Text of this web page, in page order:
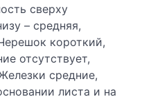
сверху
– средняя,
короткий,
отсутствует,
средние,
листа и на